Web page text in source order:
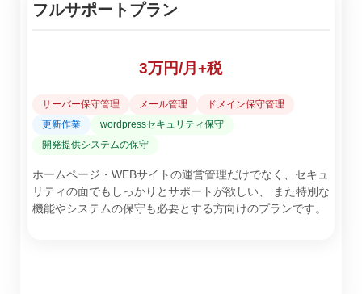
フルサポートプラン
3万円/月+税
サーバー保守管理 メール管理
ドメイン保守管理
更新作業
wordpressセキュリティ保守
開発提供システムの保守
ホームページ・WEBサイトの運営管理だけでなく、セキュ
リティの面でもしっかりとサポートが欲しい、 また特別な
機能やシステムの保守も必要とする方向けのプランです。